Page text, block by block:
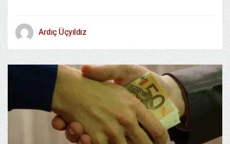
Ardıç Üçyıldız